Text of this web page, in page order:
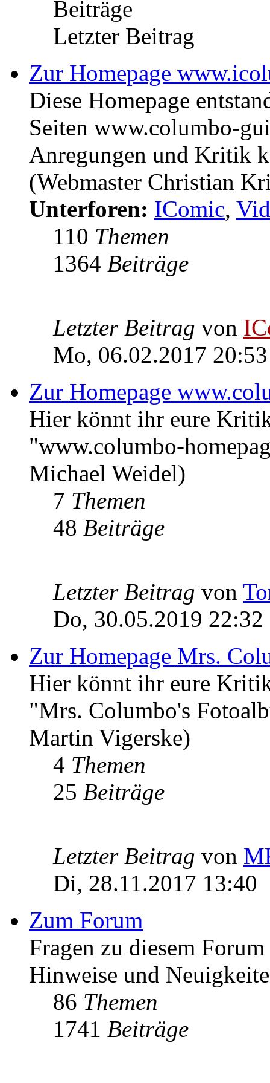
Beiträge
Letzter Beitrag
Zur Homepage
Diese Homepage
Seiten www.columbo-
Anregungen und Kritik
(Webmaster Christian
Unterforen: IComic,
110 Themen
1364 Beiträge
Letzter Beitrag von
Mo, 06.02.2017 20:53
Zur Homepage
Hier könnt ihr eure
"www.columbo-
Michael Weidel)
7 Themen
48 Beiträge
Letzter Beitrag von
Do, 30.05.2019 22:32
Zur Homepage Mrs.
Hier könnt ihr eure
"Mrs. Columbo's
Martin Vigerske)
4 Themen
25 Beiträge
Letzter Beitrag von
Di, 28.11.2017 13:40
Zum Forum
Fragen zu diesem
Hinweise und
86 Themen
1741 Beiträge